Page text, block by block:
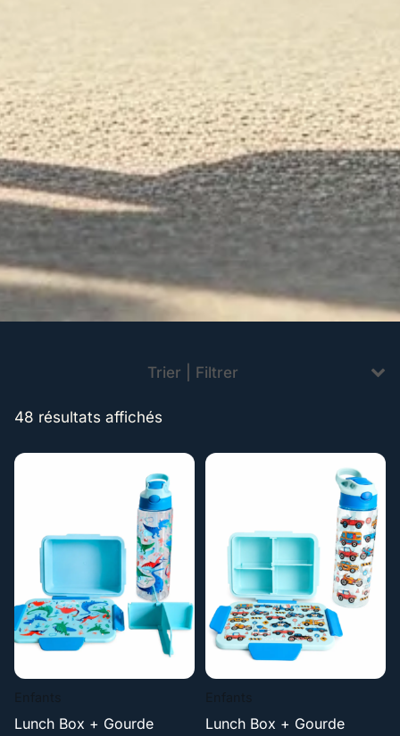
Trier | Filtrer
48 résultats affichés
Lunch Box + Gourde
Lunch Box + Gourde